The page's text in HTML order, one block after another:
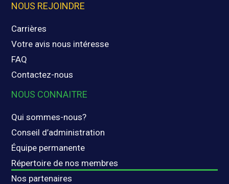
NOUS REJOINDRE
Carrières
Votre avis nous intéresse
FAQ
Contactez-nous
NOUS CONNAITRE
Qui sommes-nous?
Conseil d’administration
Équipe permanente
Répertoire de nos membres
Nos partenaires